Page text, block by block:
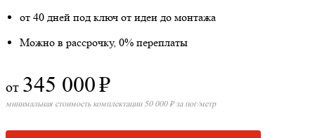
от 40 дней под ключ от идеи до монтажа
Можно в рассрочку, 0% переплаты
от 345 000₽
минимальная стоимость комплектации 50 000 ₽ за пог/метр